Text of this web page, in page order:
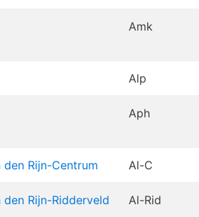
Amk
Alp
Aph
den Rijn-Centrum Al-C
den Rijn-Ridderveld Al-Rid